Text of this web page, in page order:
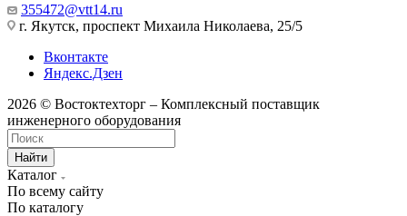
355472@vtt14.ru
г. Якутск, проспект Михаила Николаева, 25/5
Вконтакте
Яндекс.Дзен
2026 © Востоктехторг – Комплексный поставщик
инженерного оборудования
Найти
Каталог
По всему сайту
По каталогу